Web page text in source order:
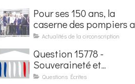
Pour ses 150 ans, la
caserne des pompiers a
été rénovée et baptisée
Courseaux
Actualités de la circonscription
Question 15778 -
Souveraineté et
sécurisation de la
Questions Écrites